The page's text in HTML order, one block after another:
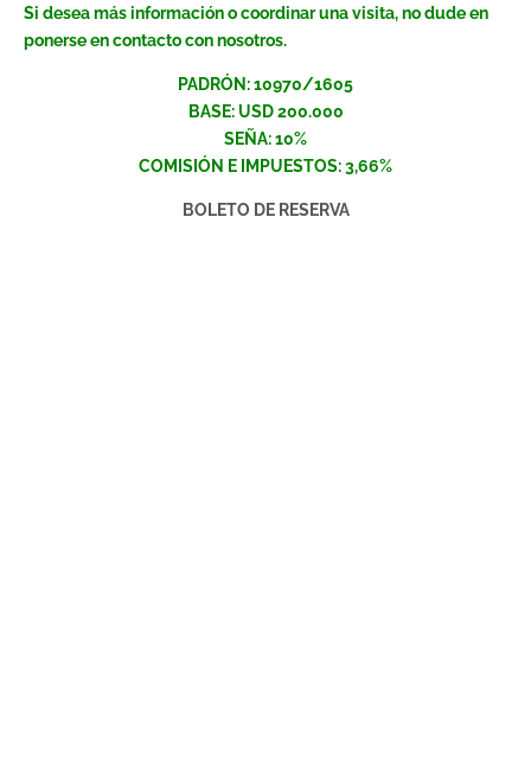
Si desea más información o coordinar una visita, no dude en
ponerse en contacto con nosotros.
PADRÓN: 10970/1605
BASE: USD 200.000
SEÑA: 10%
COMISIÓN E IMPUESTOS: 3,66%
BOLETO DE RESERVA